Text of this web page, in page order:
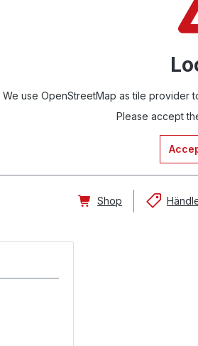
We use OpenStreetMap as tile provider
Please accept
Shop